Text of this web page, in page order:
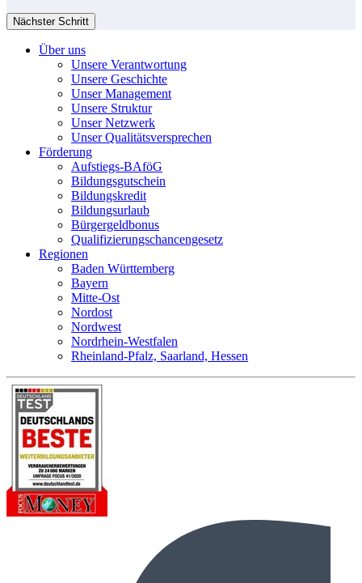
Nächster Schritt
Über uns
Unsere Verantwortung
Unsere Geschichte
Unser Management
Unsere Struktur
Unser Netzwerk
Unser Qualitätsversprechen
Förderung
Aufstiegs-BAföG
Bildungsgutschein
Bildungskredit
Bildungsurlaub
Bürgergeldbonus
Qualifizierungschancengesetz
Regionen
Baden Württemberg
Bayern
Mitte-Ost
Nordost
Nordwest
Nordrhein-Westfalen
Rheinland-Pfalz, Saarland, Hessen